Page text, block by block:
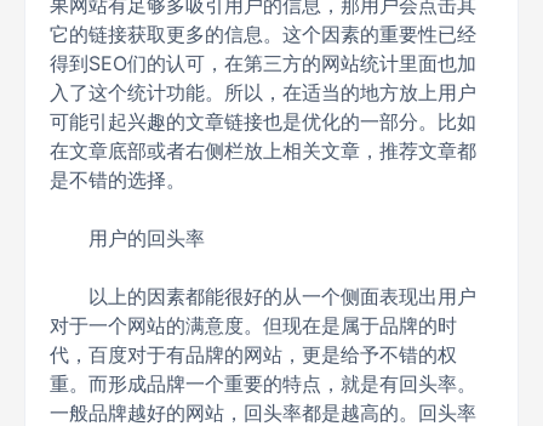
果网站有足够多吸引用户的信息，那用户会点击其
它的链接获取更多的信息。这个因素的重要性已经
得到SEO们的认可，在第三方的网站统计里面也加
入了这个统计功能。所以，在适当的地方放上用户
可能引起兴趣的文章链接也是优化的一部分。比如
在文章底部或者右侧栏放上相关文章，推荐文章都
是不错的选择。
用户的回头率
以上的因素都能很好的从一个侧面表现出用户
对于一个网站的满意度。但现在是属于品牌的时
代，百度对于有品牌的网站，更是给予不错的权
重。而形成品牌一个重要的特点，就是有回头率。
一般品牌越好的网站，回头率都是越高的。回头率